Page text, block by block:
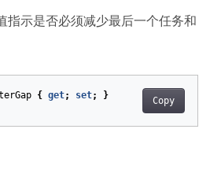
指示是否必须减少最后一个任务和
Copy
{ get; set; }